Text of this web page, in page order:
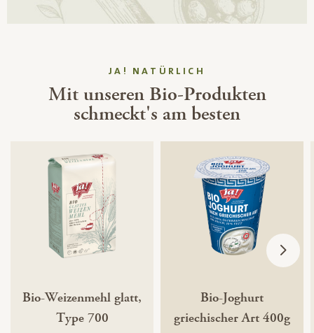
JA! NATÜRLICH
Mit unseren Bio-Produkten
schmeckt's am besten
Bio-Weizenmehl glatt,
Type 700
Bio-Joghurt
griechischer Art 400g